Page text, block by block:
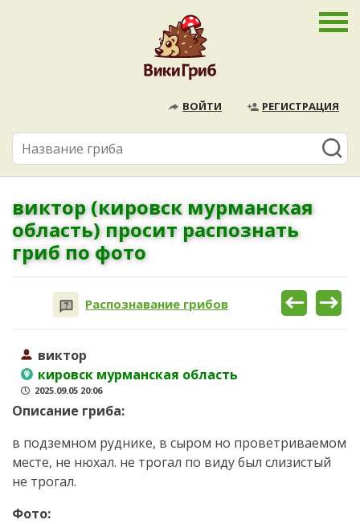
ВОЙТИ РЕГИСТРАЦИЯ
виктор (кировск мурманская
область) просит распознать
гриб по фото
Распознавание грибов
виктор
кировск мурманская область
2025.09.05 20:06
Описание гриба:
в подземном руднике, в сыром но проветриваемом
месте, не нюхал. не трогал по виду был слизистый
не трогал.
Фото: